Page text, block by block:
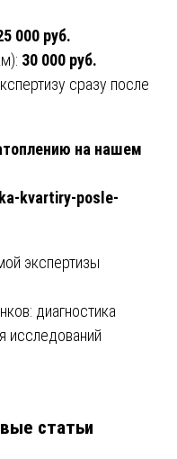
000 руб.
30 000 руб.
сразу после
на нашем
kvartiry-posle-
экспертизы
диагностика
исследований
статьи